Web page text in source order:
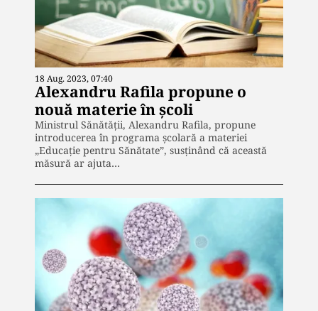
18 Aug. 2023, 07:40
Alexandru Rafila propune o
nouă materie în școli
Ministrul Sănătății, Alexandru Rafila, propune
introducerea în programa școlară a materiei
„Educație pentru Sănătate”, susținând că această
măsură ar ajuta…